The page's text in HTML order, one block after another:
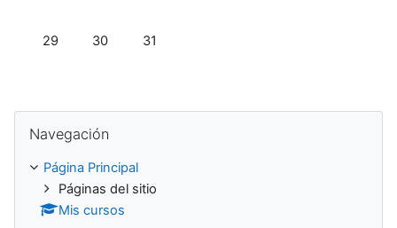
Sin eventos, lunes, 29 diciembre
29 Sin eventos, martes, 30 diciembre
30 Sin eventos, miércoles, 31 diciembre
31
Navegación
Página Principal
Páginas del sitio
Mis cursos